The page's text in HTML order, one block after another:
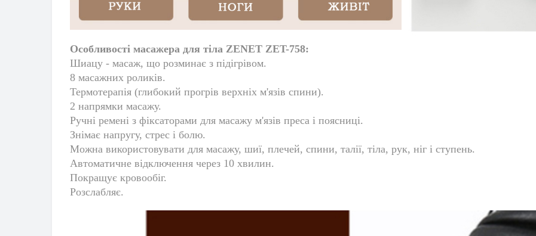
Особливості масажера для тіла ZENET ZET-758:
Шиацу - масаж, що розминає з підігрівом.
8 масажних роликів.
Термотерапія (глибокий прогрів верхніх м'язів спини).
2 напрямки масажу.
Ручні ремені з фіксаторами для масажу м'язів преса і поясниці.
Знімає напругу, стрес і болю.
Можна використовувати для масажу, шиї, плечей, спини, талії, тіла, рук, ніг і ступень.
Автоматичне відключення через 10 хвилин.
Покращує кровообіг.
Розслабляє.